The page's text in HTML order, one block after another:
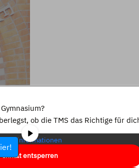
klicken Sie auf die Schaltfläche unten.
Daten an Drittanbieter weitergegeben
werden.
Informationen
Inhalt entsperren
ob die TMS das Richtige für